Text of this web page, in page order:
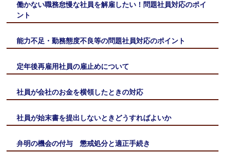
働かない職務怠慢な社員を解雇したい！問題社員対応のポイ
ント
能力不足・勤務態度不良等の問題社員対応のポイント
定年後再雇用社員の雇止めについて
社員が会社のお金を横領したときの対応
社員が始末書を提出しないときどうすればよいか
弁明の機会の付与 懲戒処分と適正手続き